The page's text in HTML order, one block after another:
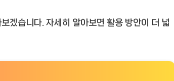
겠습니다. 자세히 알아보면 활용 방안이 더 넓